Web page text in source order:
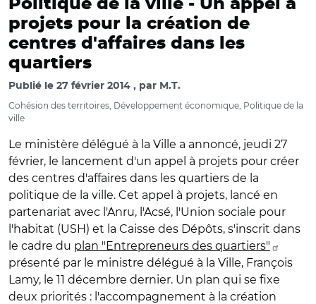
Politique de la ville - Un appel à
projets pour la création de
centres d'affaires dans les
quartiers
Publié le 27 février 2014 par M.T.
Cohésion des territoires, Développement économique, Politique de la
ville
Le ministère délégué à la Ville a annoncé, jeudi 27
février, le lancement d'un appel à projets pour créer
des centres d'affaires dans les quartiers de la
politique de la ville. Cet appel à projets, lancé en
partenariat avec l'Anru, l'Acsé, l'Union sociale pour
l'habitat (USH) et la Caisse des Dépôts, s'inscrit dans
le cadre du plan "Entrepreneurs des quartiers"
présenté par le ministre délégué à la Ville, François
Lamy, le 11 décembre dernier. Un plan qui se fixe
deux priorités : l'accompagnement à la création